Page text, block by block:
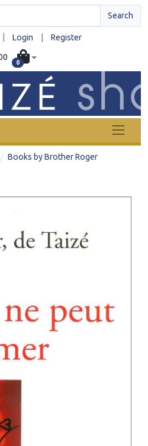
Search
Login Register
0
Books by Brother Roger